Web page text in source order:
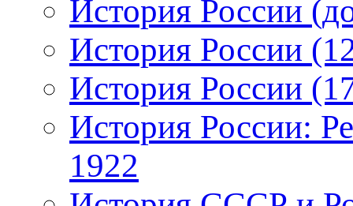
История России
История России
История России
История России:
1922